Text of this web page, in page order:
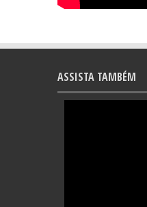
ASSISTA TAMBÉM